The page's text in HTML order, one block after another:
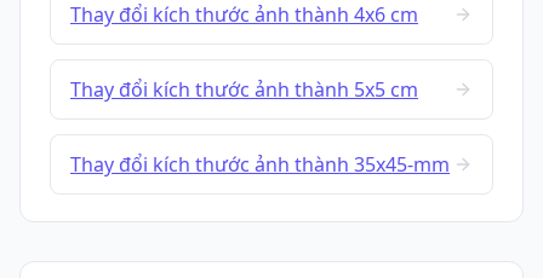
Thay đổi kích thước ảnh thành 4x6 cm
Thay đổi kích thước ảnh thành 5x5 cm
Thay đổi kích thước ảnh thành 35x45-mm